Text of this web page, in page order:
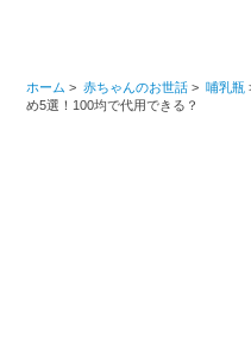
ホーム > 赤ちゃんのお世話 > 哺乳瓶
め5選！100均で代用できる？